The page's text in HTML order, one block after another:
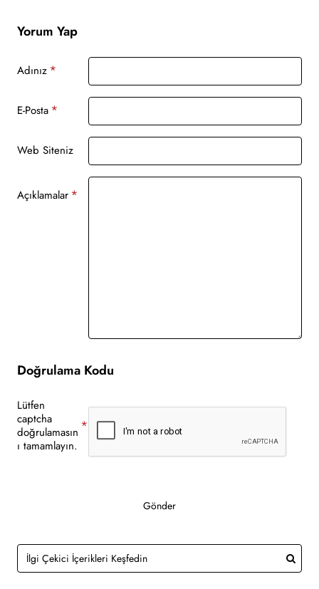
Yorum Yap
Adınız
E-Posta
Web Siteniz
Açıklamalar
Doğrulama Kodu
Lütfen
captcha
doğrulamasın
ı tamamlayın.
Gönder